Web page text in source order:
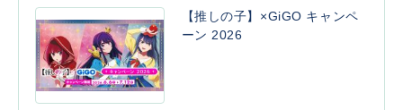
【推しの子】×GiGO キャンペ
ーン 2026